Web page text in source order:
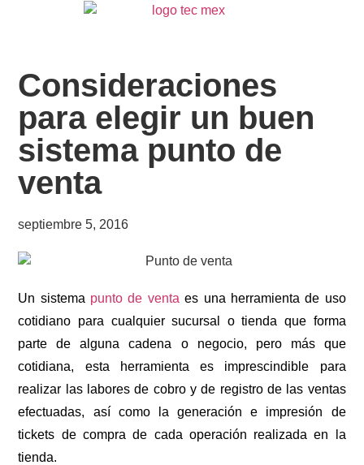
Consideraciones
para elegir un buen
sistema punto de
venta
septiembre 5, 2016
Un sistema punto de venta es una herramienta de uso
cotidiano para cualquier sucursal o tienda que forma
parte de alguna cadena o negocio, pero más que
cotidiana, esta herramienta es imprescindible para
realizar las labores de cobro y de registro de las ventas
efectuadas, así como la generación e impresión de
tickets de compra de cada operación realizada en la
tienda.